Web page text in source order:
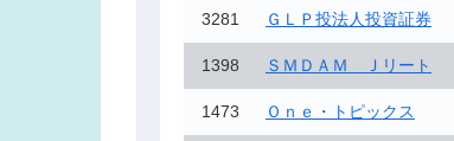
3281 ＧＬＰ投法人投資証券
1398 ＳＭＤＡＭ Ｊリート
1473 Ｏｎｅ・トピックス